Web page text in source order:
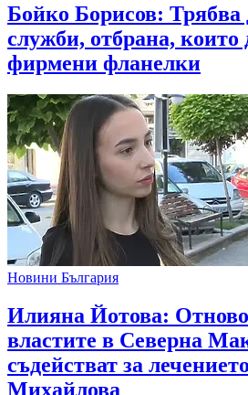
Бойко Борисов: Трябва
служби, отбрана, които
фирмени фланелки
Новини България
Илияна Йотова:
властите в Северна
съдействат за
Михайлова